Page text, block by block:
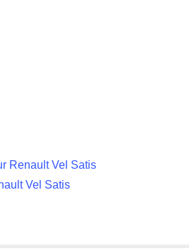
Renault Vel Satis
Vel Satis